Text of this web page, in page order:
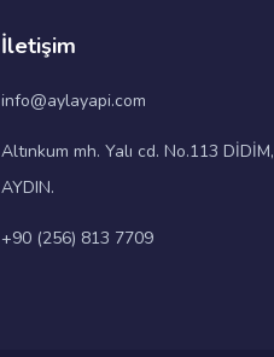
İletişim
info@aylayapi.com
Altınkum mh. Yalı cd. No.113 DİDİM,
AYDIN.
+90 (256) 813 7709